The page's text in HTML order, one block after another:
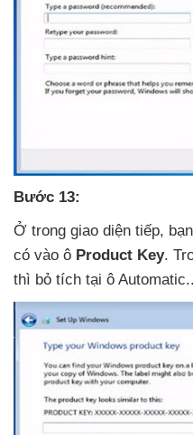
Bước 13:
Ở trong giao diện tiếp, bạn
có vào ô Product Key.
thì bỏ tích tại ô Automatic..